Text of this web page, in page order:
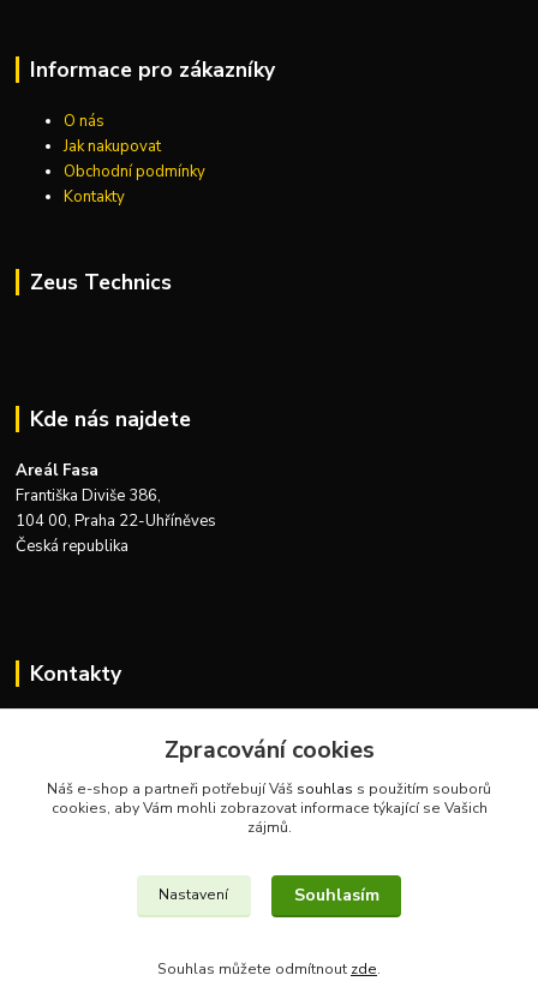
Informace pro zákazníky
O nás
Jak nakupovat
Obchodní podmínky
Kontakty
Zeus Technics
Kde nás najdete
Areál Fasa
Františka Diviše 386,
104 00, Praha 22-Uhříněves
Česká republika
Kontakty
+420 732 915 376
info@zeustechnics.cz
Zpracování cookies
Náš e-shop a partneři potřebují Váš souhlas s použitím souborů
cookies, aby Vám mohli zobrazovat informace týkající se Vašich
zájmů.
Nastavení Souhlasím
Souhlas můžete odmítnout zde.